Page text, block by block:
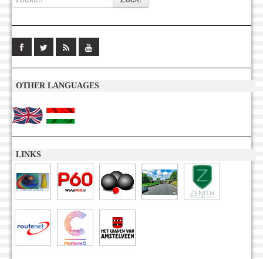
OTHER LANGUAGES
LINKS